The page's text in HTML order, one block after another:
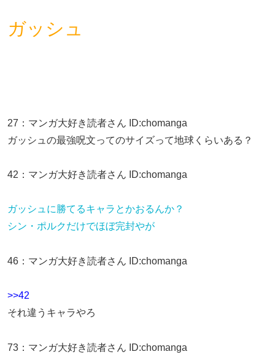
ガッシュ
27 ： マンガ大好き読者さん ID:chomanga
ガッシュの最強呪文ってのサイズって地球くらいある？
42 ： マンガ大好き読者さん ID:chomanga
ガッシュに勝てるキャラとかおるんか？
シン・ポルクだけでほぼ完封やが
46 ： マンガ大好き読者さん ID:chomanga
>>42
それ違うキャラやろ
73 ： マンガ大好き読者さん ID:chomanga